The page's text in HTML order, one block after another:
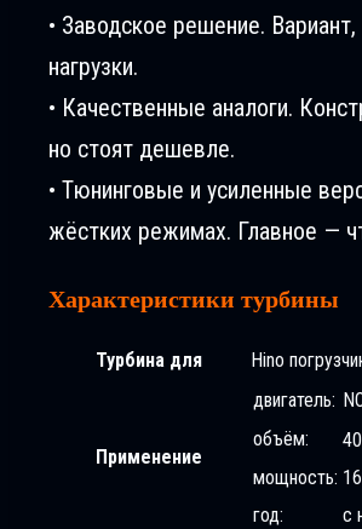
• Заводское решение.
нагрузки.
• Качественные аналоги.
но стоят дешевле.
• Тюнинговые и усиленные
жёстких режимах. Главное —
Характеристики турбины
Турбина для Hino
Применение
двигатель:
объём:
мощность:
год:
с